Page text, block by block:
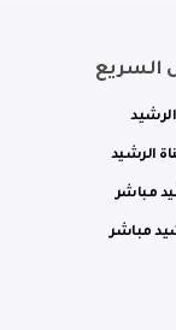
السريع
الرشيد
الرشيد
مباشر
مباشر